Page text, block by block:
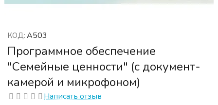
КОД: А503
Программное обеспечение
"Семейные ценности" (с документ-
камерой и микрофоном)
Написать отзыв